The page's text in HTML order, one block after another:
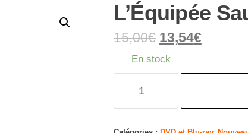
L’Équipée
15,00€ 13,54€
En stock
Sauvage